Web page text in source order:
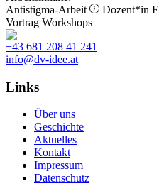
Antistigma-Arbeit
Dozent*in
Vortrag Workshops
+43 681 208 41 241
info@dv-idee.at
Links
Über uns
Geschichte
Aktuelles
Kontakt
Impressum
Datenschutz